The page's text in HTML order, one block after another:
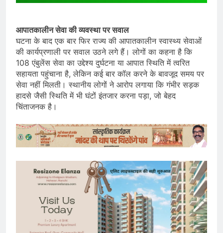
आपातकालीन सेवा की व्यवस्था पर सवाल
घटना के बाद एक बार फिर राज्य की आपातकालीन स्वास्थ्य सेवाओं
की कार्यप्रणाली पर सवाल उठने लगे हैं। लोगों का कहना है कि
108 एंबुलेंस सेवा का उद्देश्य दुर्घटना या आपात स्थिति में त्वरित
सहायता पहुंचाना है, लेकिन कई बार कॉल करने के बावजूद समय पर
सेवा नहीं मिलती। स्थानीय लोगों ने आरोप लगाया कि गंभीर सड़क
हादसे जैसी स्थिति में भी घंटों इंतजार करना पड़ा, जो बेहद
चिंताजनक है।